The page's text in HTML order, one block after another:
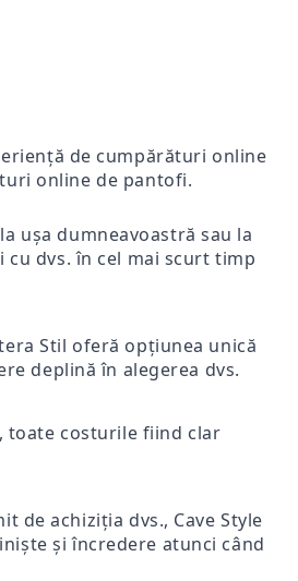
de cumpărături online
online de pantofi.
ușa dumneavoastră sau la
dvs. în cel mai scurt timp
Stil oferă opțiunea unică
deplină în alegerea dvs.
toate costurile fiind clar
de achiziția dvs., Cave Style
și încredere atunci când